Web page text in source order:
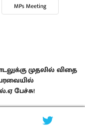
MPs Meeting
முதலில் விதை
பேச்சு!
கொல்லியை ரத்து
மாணவர் அணிச்